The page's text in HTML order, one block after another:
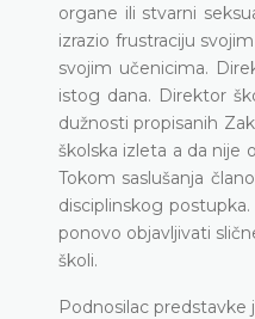
organe ili stvarni
izrazio frustraciju
svojim učenicima.
istog dana. Direktor
dužnosti propisanih
školska izleta a da nije
Tokom saslušanja
disciplinskog
ponovo objavljivati
školi.
Podnosilac